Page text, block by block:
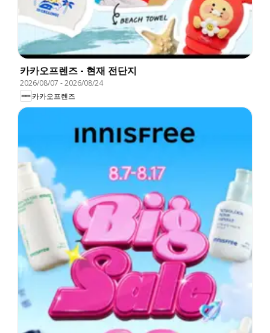
카카오프렌즈 - 현재 전단지
2026/08/07 -2026/08/24
카카오프렌즈